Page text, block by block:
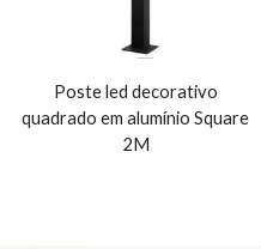
Poste led decorativo
quadrado em alumínio Square
2M